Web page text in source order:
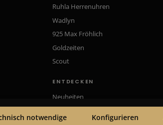
Ruhla Herrenuhren
Wadlyn
925 Max Fröhlich
Goldzeiten
Scout
ENTDECKEN
Neuheiten
notwendige Konfigurieren